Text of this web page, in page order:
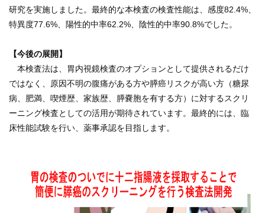
フロアマップ
九州大学病院基金についてご寄付のお願い
九州大学大学院 医学研究院
研究を実施しました。最終的な本検査の検査性能は、感度82.4%、
特異度77.6%、陽性的中率62.2%、陰性的中率90.8%でした。
【今後の展開】
本検査法は、胃内視鏡検査のオプションとして提供されるだけ
ではなく、原因不明の腹痛がある方や膵癌リスクが高い方（糖尿
病、肥満、喫煙歴、家族歴、膵嚢胞を有する方）に対するスクリ
ーニング検査としての活用が期待されています。最終的には、臨
床性能試験を行い、薬事承認を目指します。